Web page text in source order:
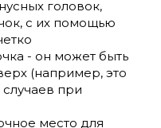
головок,
с их помощью
- он может быть
(например, это
при
место для